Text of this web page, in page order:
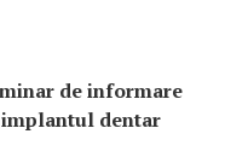
de informare
dentar